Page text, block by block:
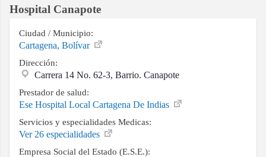
medicos
Ciudades
Buscar
Hospital Canapote
Ciudad / Municipio:
Cartagena, Bolívar
Dirección:
Carrera 14 No. 62-3, Barrio. Canapote
Prestador de salud:
Ese Hospital Local Cartagena De Indias
Servicios y especialidades Medicas:
Ver 26 especialidades
Empresa Social del Estado (E.S.E.):